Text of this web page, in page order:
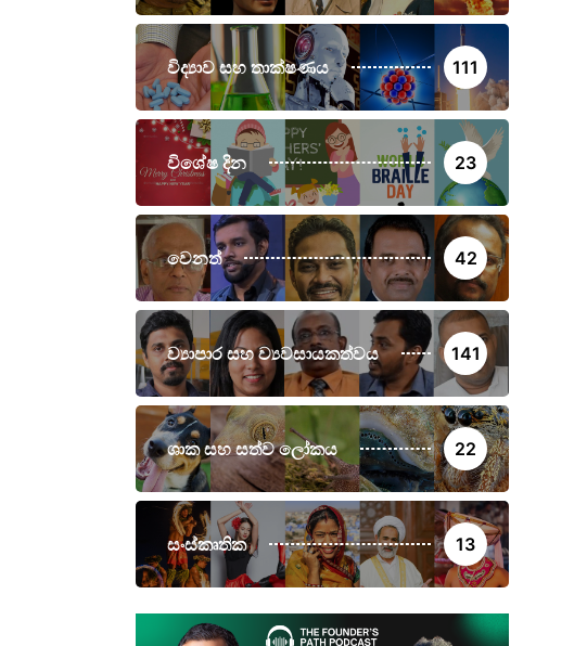
විද්‍යාව සහ තාක්ෂණය 111
විශේෂ දින 23
වෙනත් 42
ව්‍යාපාර සහ ව්‍යවසායකත්වය 141
ශාක සහ සත්ව ලෝකය 22
සංස්කෘතික 13